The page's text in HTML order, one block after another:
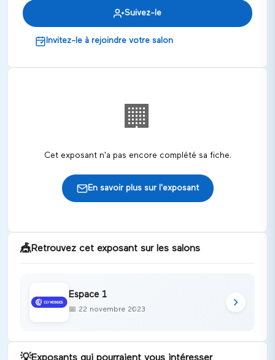
Suivez-le
Invitez-le à rejoindre votre salon
🏢
Cet exposant n'a pas encore complété sa fiche.
En savoir plus sur l'exposant
🎪Retrouvez cet exposant sur les salons
Espace 1
📅 22 novembre 2023